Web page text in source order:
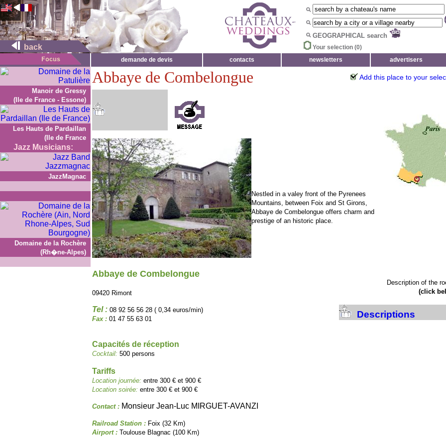
back
GEOGRAPHICAL search
Your selection (0)
demande de devis
contacts newsletters advertisers
Manoir de Gressy
(Ile de France - Essone)
Les Hauts de Pardaillan
(Ile de France
Jazz Musicians:
JazzMagnac
Domaine de la Rochère
(Rh�ne-Alpes)
Abbaye de Combelongue Add this place to your
Nestled in a valey front of the Pyrenees
Mountains, between Foix and St Girons,
Abbaye de Combelongue offers charm and
prestige of an historic place.
Abbaye de Combelongue
09420 Rimont
Tel : 08 92 56 56 28 ( 0,34 euros/min)
Fax : 01 47 55 63 01
Capacités de réception
Cocktail: 500 persons
Tariffs
Location journée: entre 300 € et 900 €
Location soirée: entre 300 € et 900 €
Contact : Monsieur Jean-Luc MIRGUET-AVANZI
Railroad Station : Foix (32 Km)
Airport : Toulouse Blagnac (100 Km)
Description of the
(click
Descriptions